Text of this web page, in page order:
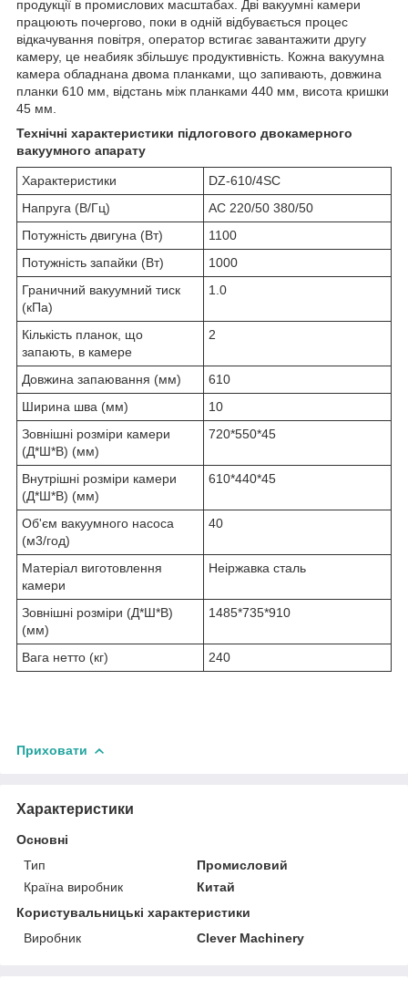
продукції в промислових масштабах. Дві вакуумні камери
працюють почергово, поки в одній відбувається процес
відкачування повітря, оператор встигає завантажити другу
камеру, це неабияк збільшує продуктивність. Кожна вакуумна
камера обладнана двома планками, що запивають, довжина
планки 610 мм, відстань між планками 440 мм, висота кришки
45 мм.
Технічні характеристики підлогового двокамерного
вакуумного апарату
Характеристики
DZ-610/4SC
Напруга (В/Гц)
AC 220/50 380/50
Потужність двигуна (Вт)
1100
Потужність запайки (Вт)
1000
Граничний вакуумний тиск
(кПа)
1.0
Кількість планок, що
запають, в камере
2
Довжина запаювання (мм)
610
Ширина шва (мм)
10
Зовнішні розміри камери
(Д*Ш*В) (мм)
720*550*45
Внутрішні розміри камери
(Д*Ш*В) (мм)
610*440*45
Об'єм вакуумного насоса
(м3/год)
40
Матеріал виготовлення
камери
Неіржавка сталь
Зовнішні розміри (Д*Ш*В)
(мм)
1485*735*910
Вага нетто (кг) 240
Приховати
Характеристики
Основні
Тип
Промисловий
Країна виробник
Китай
Користувальницькі характеристики
Виробник
Clever Machinery